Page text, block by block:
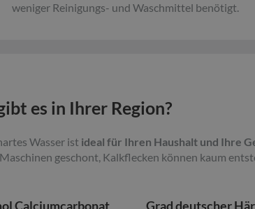
weniger Reinigungs- und Waschmittel benötigt.
es in Ihrer Region?
Wasser ist ideal für Ihren Haushalt und Ihre
geschont, Kalkflecken können kaum
Calciumcarbonat Grad deutscher